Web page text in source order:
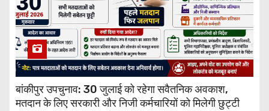
बांकीपुर उपचुनाव: 30 जुलाई को रहेगा सवैतनिक अवकाश,
मतदान के लिए सरकारी और निजी कर्मचारियों को मिलेगी छुट्टी